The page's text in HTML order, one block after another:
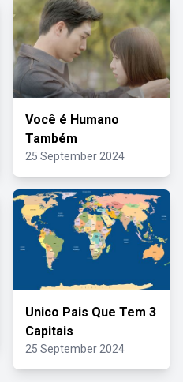
Você é Humano
Também
25 September 2024
Unico Pais Que Tem 3
Capitais
25 September 2024